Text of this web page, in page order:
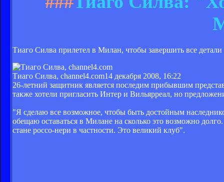
Тиаго Силва прилетел в Милан, чтобы завершить все
Тиаго Силва, channel4.com14 декабря 2008, 16:22
26-летний защитник является последим прибывшим
также хотели пригласить Интер и Вильярреал, но
"Я сделаю все возможное, чтобы быть достойным
обещаю оставаться в Милане на сколько это возможно
стане россо-нери в частности. Это великий клуб".